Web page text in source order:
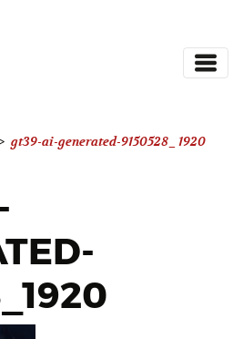
gt39-ai-generated-9150528_1920